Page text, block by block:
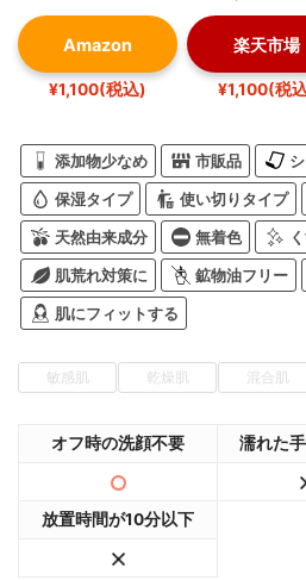
Amazon
¥1,100(税込)
楽天市場
¥1,100(税
添加物少なめ 市販品
保湿タイプ 使い切りタイプ
天然由来成分 無着色
肌荒れ対策に 鉱物油フリー
肌にフィットする
敏感肌 乾燥肌 混合肌
オフ時の洗顔不要 濡れた
放置時間が10分以下